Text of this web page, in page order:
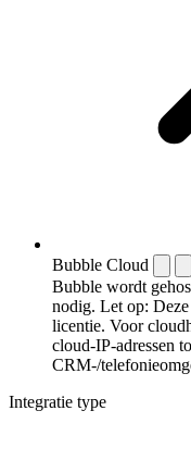
Bubble Cloud
Bubble wordt
nodig. Let op:
licentie. Voor
cloud-IP-adressen
CRM-/
Integratie type